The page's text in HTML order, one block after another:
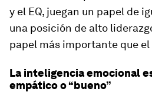
y el EQ, juegan un papel de
una posición de alto
papel más importante que el
La inteligencia emocional
empático o “bueno”